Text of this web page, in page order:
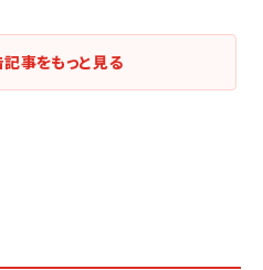
事をもっと見る